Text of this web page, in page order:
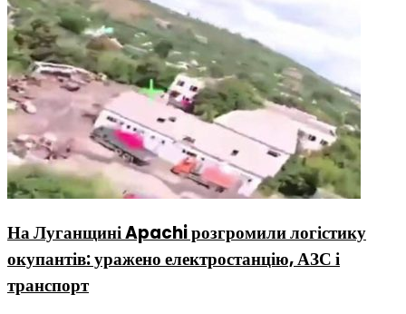
На Луганщині Apachi розгромили логістику
окупантів: уражено електростанцію, АЗС і
транспорт